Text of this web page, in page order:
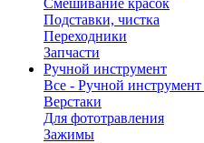
Смешивание красок
Подставки, чистка
Переходники
Запчасти
Ручной инструмент
Все - Ручной инструмент
Верстаки
Для фототравления
Зажимы